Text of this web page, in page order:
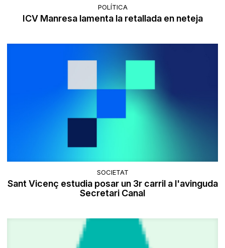
POLÍTICA
ICV Manresa lamenta la retallada en neteja
SOCIETAT
Sant Vicenç estudia posar un 3r carril a l'avinguda
Secretari Canal